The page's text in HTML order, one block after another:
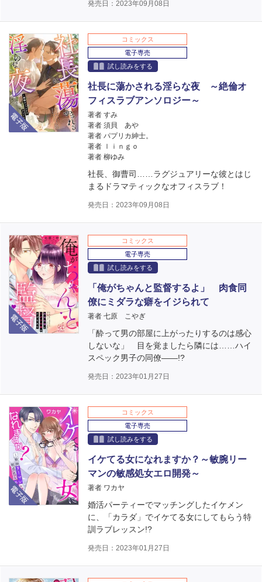
発売日：2023年09月08日
電子版
コミックス
電子専売
試し読みをする
社長に蕩かされる淫らな夜 ～絶倫オ
フィスラブアンソロジー～
著者 すみ
著者 須貝 あや
著者 パプリカ紳士。
著者 ｌｉｎｇｏ
著者 柳ゆみ
社長、御曹司……ラグジュアリーな彼とはじ
まるドラマティックなオフィスラブ！
発売日：2023年09月08日
電子版
コミックス
電子専売
試し読みをする
「俺がちゃんと監督するよ」 肉食同
僚にミダラな癖をイジられて
著者 七原 こやぎ
「酔って男の部屋に上がったりするのは感心
しないな」 目を覚ましたら隣には……ハイ
スペック男子の同僚――!?
発売日：2023年01月27日
電子版
コミックス
電子専売
試し読みをする
イケてる女になれますか？～敏腕リー
マンの敏感処女エロ開発～
著者 ワカヤ
婚活パーティーでマッチングしたイケメン
に、「カラダ」でイケてる女にしてもらう特
訓ラブレッスン!?
発売日：2023年01月27日